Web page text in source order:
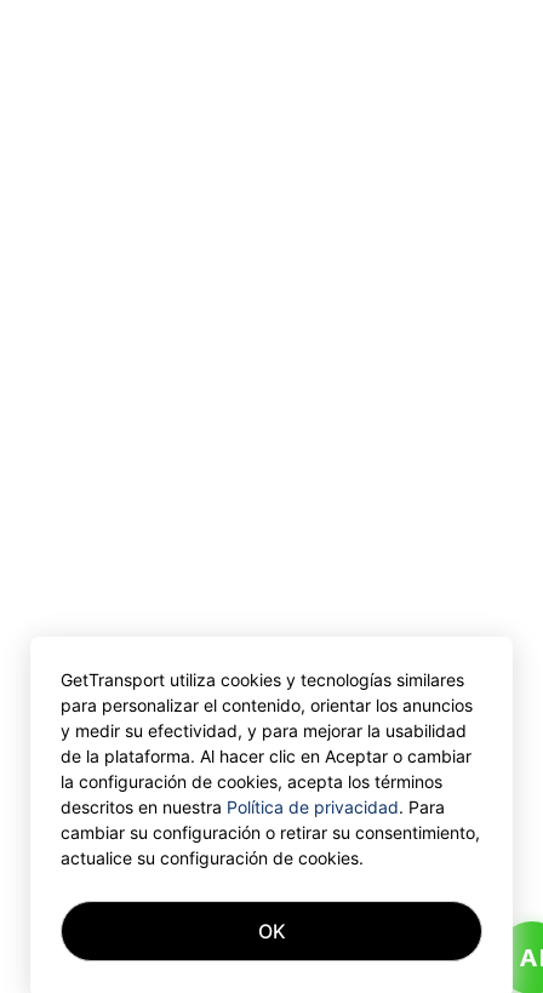
GetTransport utiliza cookies y tecnologías similares
para personalizar el contenido, orientar los anuncios
y medir su efectividad, y para mejorar la usabilidad
de la plataforma. Al hacer clic en Aceptar o cambiar
la configuración de cookies, acepta los términos
descritos en nuestra Política de privacidad. Para
cambiar su configuración o retirar su consentimiento,
actualice su configuración de cookies.
OK